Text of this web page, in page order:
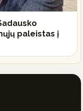
paleistas į